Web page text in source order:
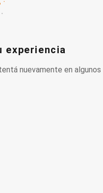
experiencia
nuevamente en